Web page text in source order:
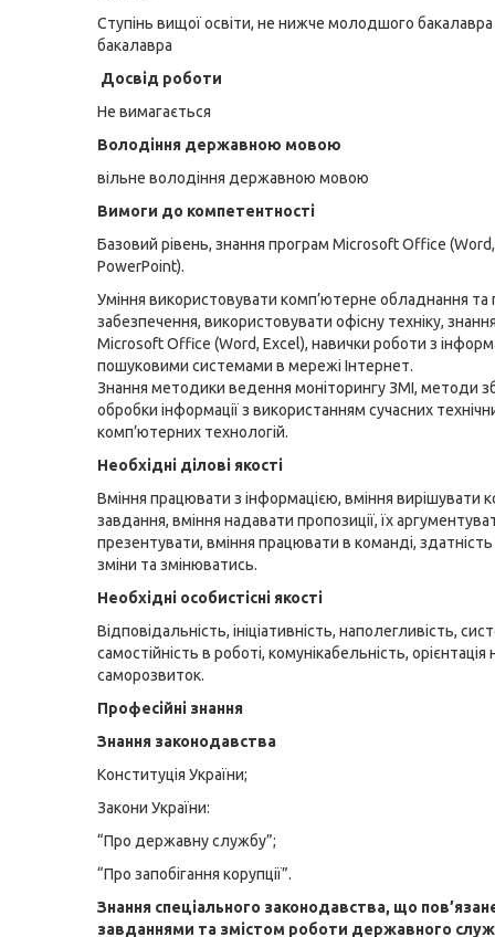
Ступінь вищої освіти, не нижче молодшого бакалавра
бакалавра
Досвід роботи
Не вимагається
Володіння державною мовою
вільне володіння державною мовою
Вимоги до компетентності
Базовий рівень, знання програм Microsoft Office
PowerPoint).
Уміння використовувати комп’ютерне обладнання та
забезпечення, використовувати офісну техніку,
Microsoft Office (Word, Excel), навички роботи з
пошуковими системами в мережі Інтернет.
Знання методики ведення моніторингу ЗМІ, методи
обробки інформації з використанням сучасних
комп’ютерних технологій.
Необхідні ділові якості
Вміння працювати з інформацією, вміння вирішувати
завдання, вміння надавати пропозиції, їх
презентувати, вміння працювати в команді,
зміни та змінюватись.
Необхідні особистісні якості
Відповідальність, ініціативність, наполегливість,
самостійність в роботі, комунікабельність, орієнтація
саморозвиток.
Професійні знання
Знання законодавства
Конституція України;
Закони України:
“Про державну службу”;
“Про запобігання корупції”.
Знання спеціального зако­нодавства, що
завданнями та змістом ро­боти державного